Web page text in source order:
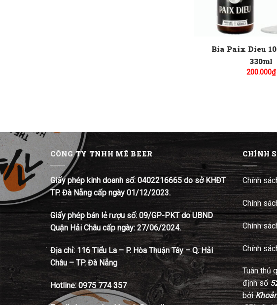
Bia Paix Dieu
330ml
200.000₫
CÔNG TY TNHH MÊ BEER
Giấy phép kinh doanh số: 0402216665 do sở KHĐT
TP. Đà Nẵng cấp ngày 01/12/2023.
Giấy phép bán lẻ rượu số: 09/GP-PKT do UBND
Quận Hải Châu cấp ngày: 27/06/2024.
Địa chỉ: 116 Tiểu La – P. Hòa Thuận Tây – Q. Hải
Châu – TP. Đà Nẵng
Hotline: 0975 774 357
CHÍNH
Chính
Chính
Chính
Chính
Tuân thủ
định số
bởi